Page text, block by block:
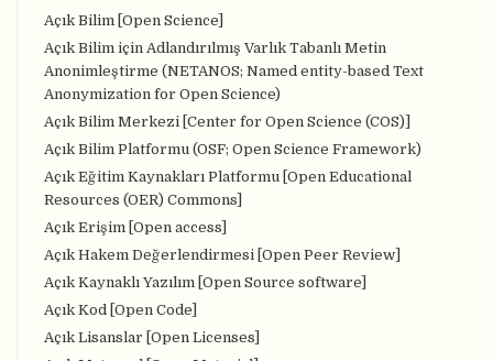
Açık Bilim [Open Science]
Açık Bilim için Adlandırılmış Varlık Tabanlı Metin
Anonimleştirme (NETANOS; Named entity-based Text
Anonymization for Open Science)
Açık Bilim Merkezi [Center for Open Science (COS)]
Açık Bilim Platformu (OSF; Open Science Framework)
Açık Eğitim Kaynakları Platformu [Open Educational
Resources (OER) Commons]
Açık Erişim [Open access]
Açık Hakem Değerlendirmesi [Open Peer Review]
Açık Kaynaklı Yazılım [Open Source software]
Açık Kod [Open Code]
Açık Lisanslar [Open Licenses]